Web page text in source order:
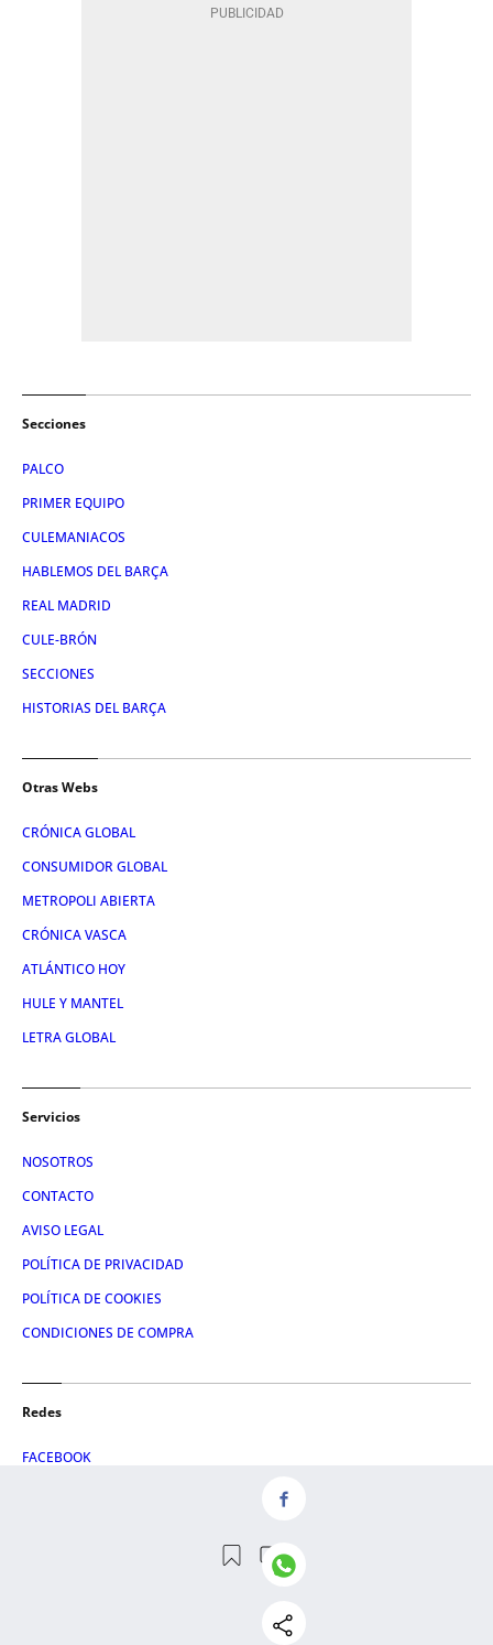
Secciones
PALCO
PRIMER EQUIPO
CULEMANIACOS
HABLEMOS DEL BARÇA
REAL MADRID
CULE-BRÓN
SECCIONES
HISTORIAS DEL BARÇA
Otras Webs
CRÓNICA GLOBAL
CONSUMIDOR GLOBAL
METROPOLI ABIERTA
CRÓNICA VASCA
ATLÁNTICO HOY
HULE Y MANTEL
LETRA GLOBAL
Servicios
NOSOTROS
CONTACTO
AVISO LEGAL
POLÍTICA DE PRIVACIDAD
POLÍTICA DE COOKIES
CONDICIONES DE COMPRA
Redes
FACEBOOK
© 2026 Crónica Global Media, SL